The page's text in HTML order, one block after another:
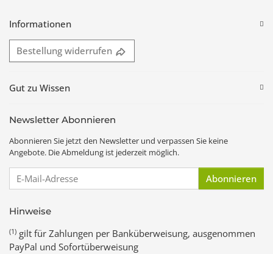
Informationen
Bestellung widerrufen
Gut zu Wissen
Newsletter Abonnieren
Abonnieren Sie jetzt den Newsletter und verpassen Sie keine
Angebote. Die Abmeldung ist jederzeit möglich.
E-Mail-Adresse Abonnieren
Hinweise
(1) gilt für Zahlungen per Banküberweisung, ausgenommen
PayPal und Sofortüberweisung